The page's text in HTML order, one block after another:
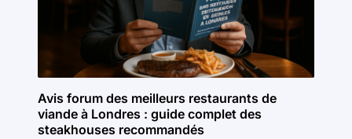
Avis forum des meilleurs restaurants de
viande à Londres : guide complet des
steakhouses recommandés